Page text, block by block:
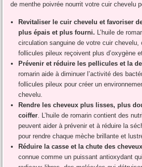
de menthe poivrée nourrit votre cuir chevelu
Revitaliser le cuir chevelu et favoriser
plus épais et plus fourni. L’huile de
circulation sanguine de votre cuir chevelu,
follicules pileux reçoivent plus d’oxygène
Prévenir et réduire les pellicules et la
romarin aide à diminuer l’activité des
follicules pileux pour créer un
chevelu.
Rendre les cheveux plus lisses, plus
coiffer. L’huile de romarin contient des
peuvent aider à prévenir et à réduire la
pour rendre chaque mèche brillante et
Réduire la casse et la chute des
connue comme un puissant antioxydant